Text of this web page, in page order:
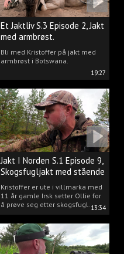
19:27
Et Jaktliv S.3 Episode 2, Jakt
med armbrøst.
Bli med Kristoffer på jakt med
armbrøst i Botswana.
13:34
Jakt I Norden S.1 Episode 9,
Skogsfugljakt med stående
hund.
Kristoffer er ute i villmarka med
11 år gamle Irsk setter Ollie for
å prøve seg etter skogsfugl.